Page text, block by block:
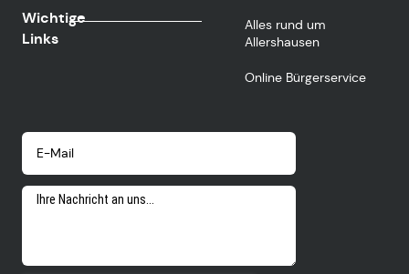
Wichtige
Links
Alles rund um
Allershausen
Online Bürgerservice